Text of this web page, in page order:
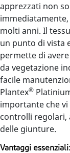
apprezzati non
molti anni. Il
un punto di vista
permette di
da vegetazione
facile
Plantex®
importante che vi
controlli regolari,
delle giunture.
Vantaggi essenziali: